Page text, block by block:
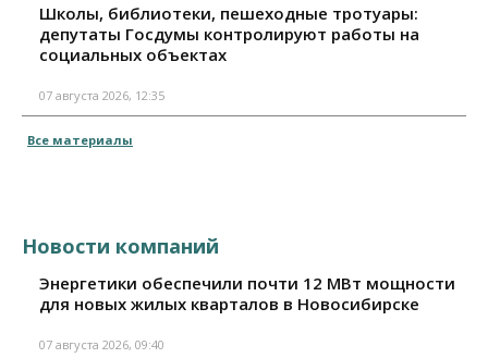
Школы, библиотеки, пешеходные тротуары:
депутаты Госдумы контролируют работы на
социальных объектах
07 августа 2026, 12:35
Все материалы
Новости компаний
Энергетики обеспечили почти 12 МВт мощности
для новых жилых кварталов в Новосибирске
07 августа 2026, 09:40